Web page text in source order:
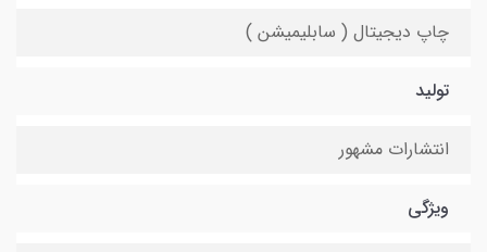
چاپ دیجیتال ( سابلیمیشن )
تولید
انتشارات مشهور
ویژگی